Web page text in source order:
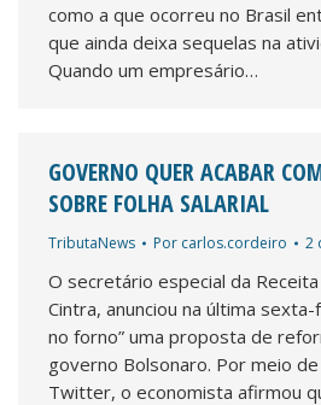
como a que ocorreu no Brasil
que ainda deixa sequelas na
Quando um empresário…
GOVERNO QUER ACABAR
SOBRE FOLHA SALARIAL
TributaNews Por carlos.cordeiro 2
O secretário especial da
Cintra, anunciou na última
no forno” uma proposta de
governo Bolsonaro. Por meio
Twitter, o economista afirmou